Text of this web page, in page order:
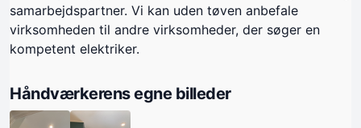
samarbejdspartner. Vi kan uden tøven anbefale
virksomheden til andre virksomheder, der søger en
kompetent elektriker.
Håndværkerens egne billeder